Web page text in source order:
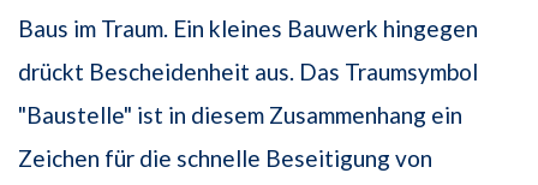
Baus im Traum. Ein kleines Bauwerk hingegen
drückt Bescheidenheit aus. Das Traumsymbol
"Baustelle" ist in diesem Zusammenhang ein
Zeichen für die schnelle Beseitigung von